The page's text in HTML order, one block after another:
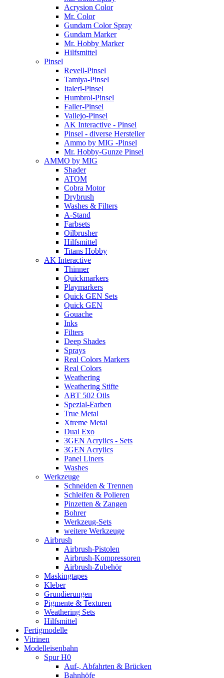
Acrysion Color
Mr. Color
Gundam Color Spray
Gundam Marker
Mr. Hobby Marker
Hilfsmittel
Pinsel
Revell-Pinsel
Tamiya-Pinsel
Italeri-Pinsel
Humbrol-Pinsel
Faller-Pinsel
Vallejo-Pinsel
AK Interactive - Pinsel
Pinsel - diverse Hersteller
Ammo by MIG -Pinsel
Mr. Hobby-Gunze Pinsel
AMMO by MIG
Shader
ATOM
Cobra Motor
Drybrush
Washes & Filters
A-Stand
Farbsets
Oilbrusher
Hilfsmittel
Titans Hobby
AK Interactive
Thinner
Quickmarkers
Playmarkers
Quick GEN Sets
Quick GEN
Gouache
Inks
Filters
Deep Shades
Sprays
Real Colors Markers
Real Colors
Weathering
Weathering Stifte
ABT 502 Oils
Spezial-Farben
True Metal
Xtreme Metal
Dual Exo
3GEN Acrylics - Sets
3GEN Acrylics
Panel Liners
Washes
Werkzeuge
Schneiden & Trennen
Schleifen & Polieren
Pinzetten & Zangen
Bohrer
Werkzeug-Sets
weitere Werkzeuge
Airbrush
Airbrush-Pistolen
Airbrush-Kompressoren
Airbrush-Zubehör
Maskingtapes
Kleber
Grundierungen
Pigmente & Texturen
Weathering Sets
Hilfsmittel
Fertigmodelle
Vitrinen
Modelleisenbahn
Spur H0
Auf-, Abfahrten & Brücken
Bahnhöfe